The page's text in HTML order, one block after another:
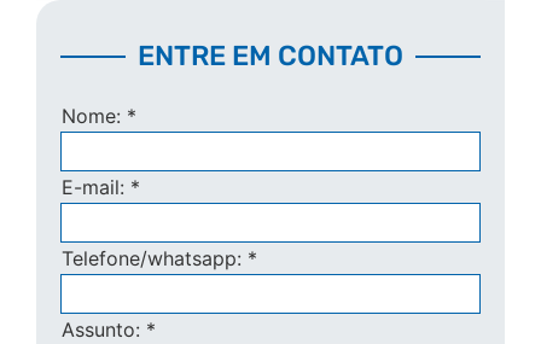
ENTRE EM CONTATO
Nome: *
E-mail: *
Telefone/whatsapp: *
Assunto: *